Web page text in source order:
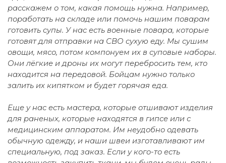
расскажем о том, какая помощь нужна. Например,
поработать на складе или помочь нашим поварам
готовить супы. У нас есть военные повара, которые
готовят для отправки на СВО сухую еду. Мы сушим
овощи, мясо, потом компонуем их в суповые наборы.
Они лёгкие и дроны их могут перебросить тем, кто
находится на передовой. Бойцам нужно только
залить их кипятком и будет горячая еда.
Еще у нас есть мастера, которые отшивают изделия
для раненых, которые находятся в гипсе или с
медицинским аппаратом. Им неудобно одевать
обычную одежду, и наши швеи изготавливают им
специальную, под заказ. Если у кого-то есть